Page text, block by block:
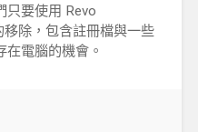
只要使用 Revo
除，包含註冊檔與一些
電腦的機會。